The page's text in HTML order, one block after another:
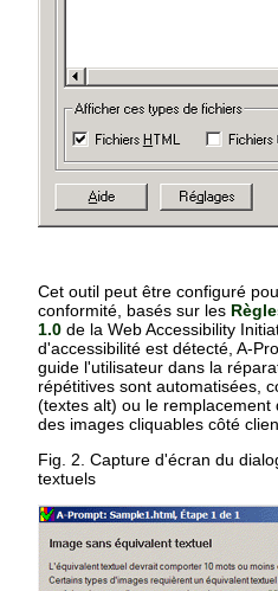
Cet outil peut être configuré
conformité, basés sur les
1.0 de la Web Accessibility
d'accessibilité est détecté, A-
guide l'utilisateur dans la
répétitives sont automatisées,
(textes alt) ou le
des images cliquables côté
Fig. 2. Capture d'écran du
textuels